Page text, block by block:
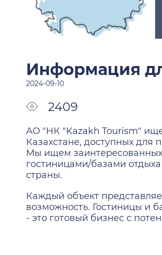
Информация
2024-09-10
2409
АО "НК "Kazakh Tourism"
Казахстане, доступных для
Мы ищем заинтересованных
гостиницами/базами
страны.
Каждый объект
возможность. Гостиницы и
- это готовый бизнес с